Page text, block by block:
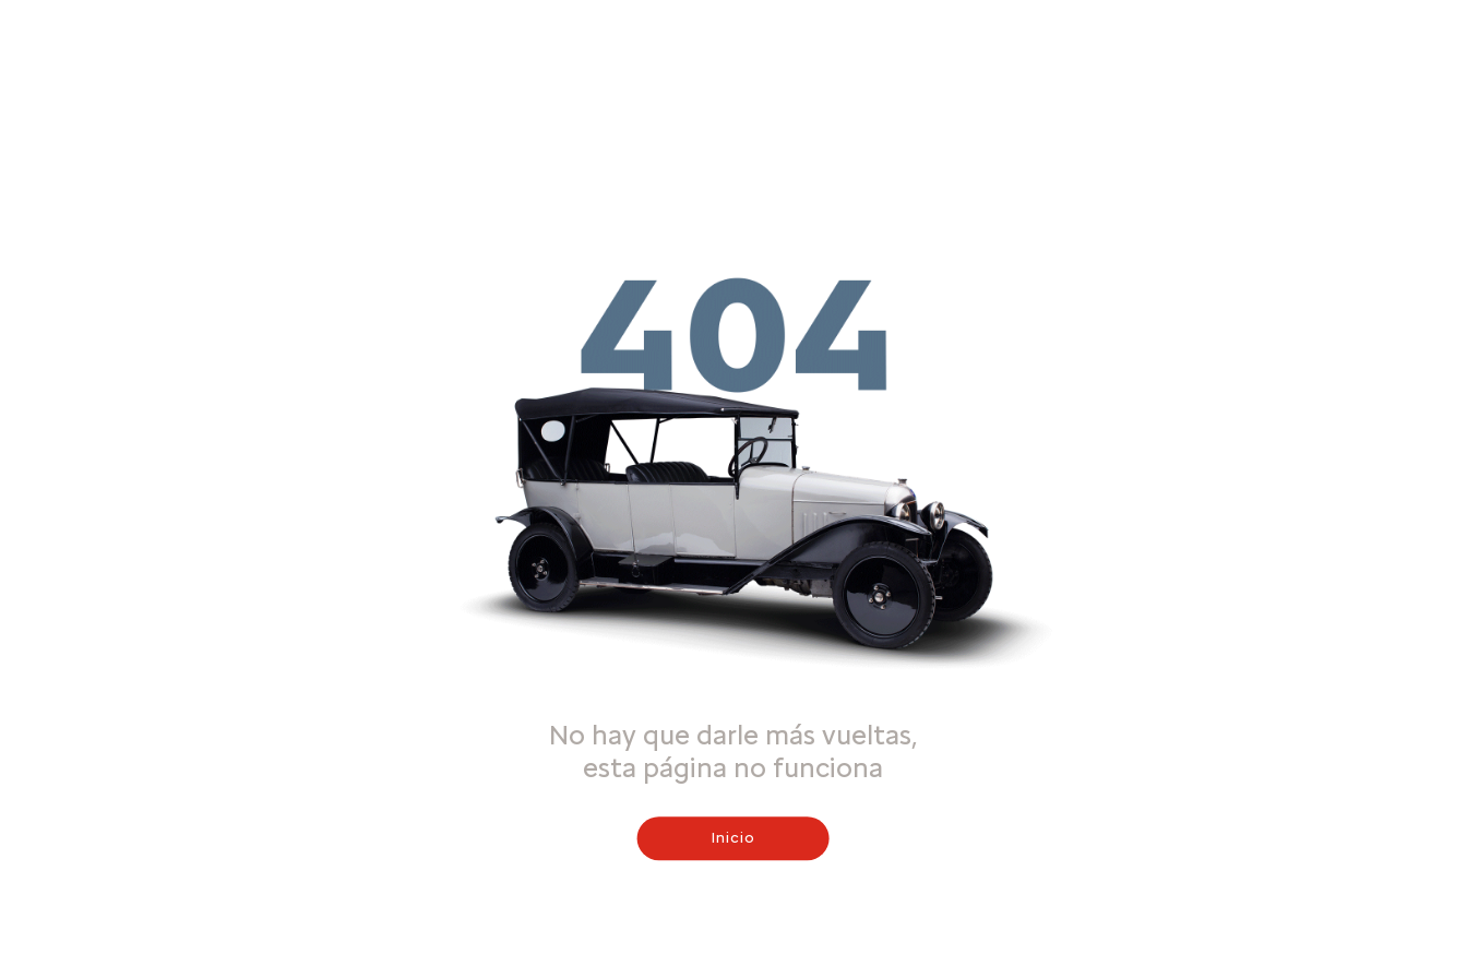
No hay que darle más vueltas,
esta página no funciona
Inicio